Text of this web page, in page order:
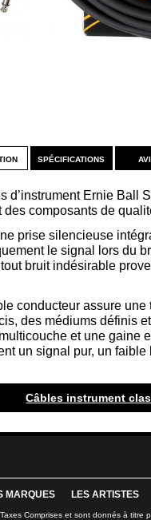
d’instrument Ernie Ball
des composants de
prise silencieuse
le signal lors du
bruit indésirable
conducteur assure
des médiums définis
et une gaine
un signal pur, un
spécifications
Câbles instrument
MARQUES LES ARTISTES
Comprises et sont donnés à